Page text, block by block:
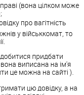
(вона цілком може
про вагітність
у військкомат, то
придбати
виписана на ім'я
це можна на сайті ).
цю довідку, а на